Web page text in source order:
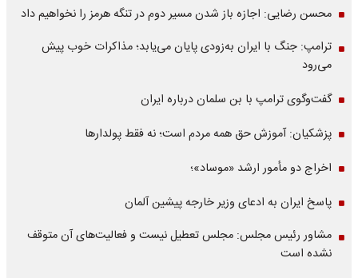
محسن رضایی: اجازه باز شدن مسیر دوم در تنگه هرمز را نخواهیم داد
ترامپ: جنگ با ایران به‌زودی پایان می‌یابد؛ مذاکرات خوب پیش
می‌رود
گفت‌وگوی ترامپ با بن سلمان درباره ایران
پزشکیان: آموزش حق همه مردم است؛ نه فقط پولدارها
اخراج دو مأمور ارشد «موساد»؛
پاسخ ایران به ادعای وزیر خارجه پیشین آلمان
مشاور رئیس مجلس: مجلس تعطیل نیست و فعالیت‌های آن متوقف
نشده است